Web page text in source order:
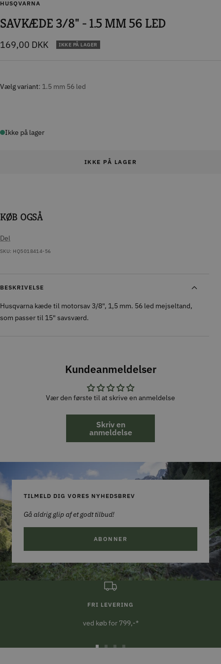
HUSQVARNA
SAVKÆDE 3/8" - 1.5 MM 56 LED
Tilbudspris
169,00 DKK IKKE PÅ LAGER
Vælg variant 1.5 mm 56 led
Ikke på lager
IKKE PÅ LAGER
KØB OGSÅ
Del
SKU: HQ5018414-56
BESKRIVELSE
Husqvarna kæde til motorsav 3/8", 1,5 mm. 56 led mejseltand,
som passer til 15" savsværd.
Kundeanmeldelser
Vær den første til at skrive en anmeldelse
Skriv en
anmeldelse
TILMELD DIG VORES NYHEDSBREV
Gå aldrig glip af et godt tilbud!
ABONNER
FRI LEVERING
ved køb for 799,-*